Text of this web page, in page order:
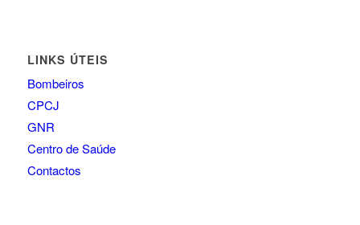
LINKS ÚTEIS
Bombeiros
CPCJ
GNR
Centro de Saúde
Contactos